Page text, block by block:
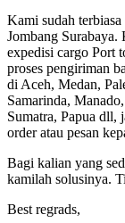
Kami sudah
Jombang Surabaya.
expedisi cargo Port
proses pengiriman
di Aceh, Medan,
Samarinda,
Sumatra, Papua dll,
order atau pesan
Bagi kalian yang
kamilah solusinya.
Best regrads,